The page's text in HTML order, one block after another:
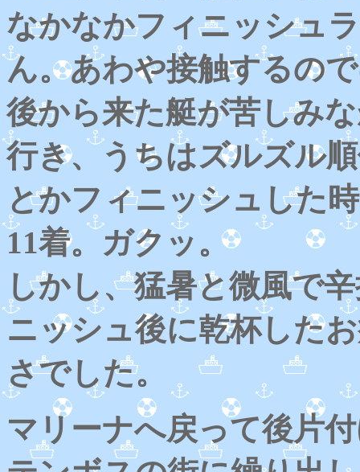
なかなかフィニッシュ
ん。あわや接触するの
後から来た艇が苦しみ
行き、うちはズルズル
とかフィニッシュした
11着。ガクッ。
しかし、猛暑と微風で
ニッシュ後に乾杯した
さでした。
マリーナへ戻って後片